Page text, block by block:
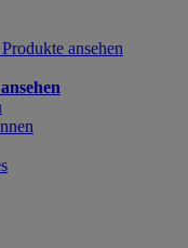
ansehen